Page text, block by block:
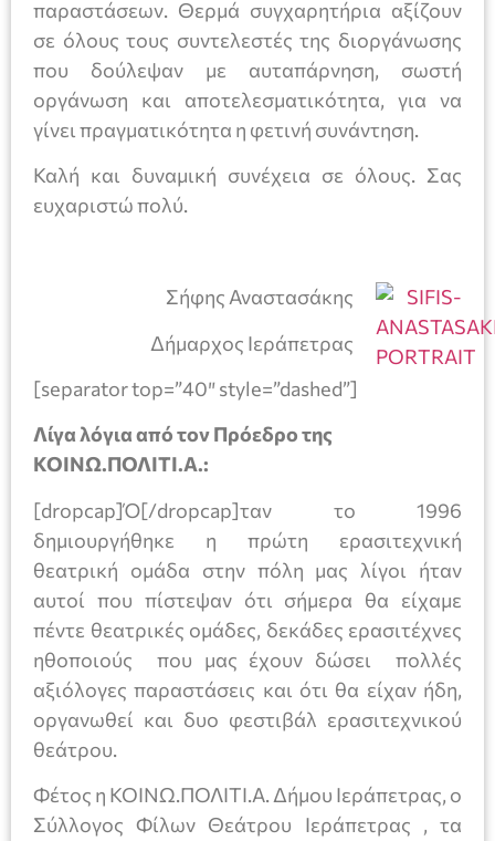
παραστάσεων. Θερμά συγχαρητήρια αξίζουν
σε όλους τους συντελεστές της διοργάνωσης
που δούλεψαν με αυταπάρνηση, σωστή
οργάνωση και αποτελεσματικότητα, για να
γίνει πραγματικότητα η φετινή συνάντηση.
Καλή και δυναμική συνέχεια σε όλους. Σας
ευχαριστώ πολύ.
Σήφης Αναστασάκης
Δήμαρχος Ιεράπετρας
[separator top=”40″ style=”dashed”]
Λίγα λόγια από τον Πρόεδρο της
ΚΟΙΝΩ.ΠΟΛΙΤΙ.Α.:
[dropcap]Ό[/dropcap]ταν το 1996
δημιουργήθηκε η πρώτη ερασιτεχνική
θεατρική ομάδα στην πόλη μας λίγοι ήταν
αυτοί που πίστεψαν ότι σήμερα θα είχαμε
πέντε θεατρικές ομάδες, δεκάδες ερασιτέχνες
ηθοποιούς που μας έχουν δώσει πολλές
αξιόλογες παραστάσεις και ότι θα είχαν ήδη,
οργανωθεί και δυο φεστιβάλ ερασιτεχνικού
θεάτρου.
Φέτος η ΚΟΙΝΩ.ΠΟΛΙΤΙ.Α. Δήμου Ιεράπετρας, ο
Σύλλογος Φίλων Θεάτρου Ιεράπετρας , τα